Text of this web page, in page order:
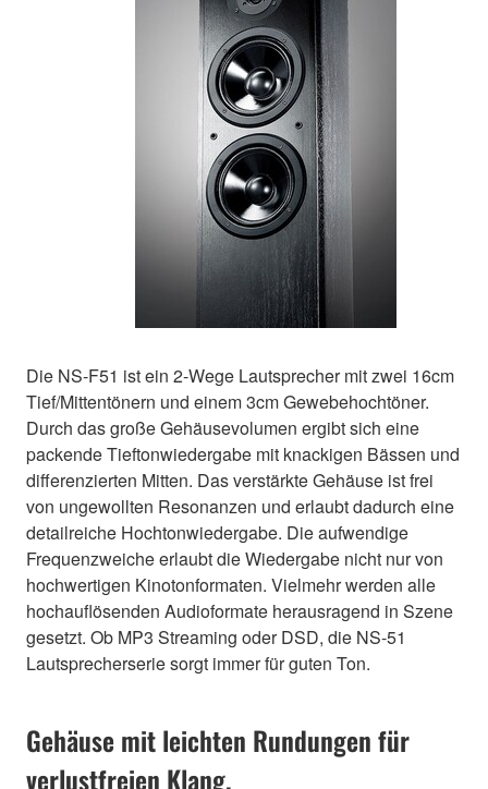
Die NS-F51 ist ein 2-Wege Lautsprecher mit zwei 16cm
Tief/Mittentönern und einem 3cm Gewebehochtöner.
Durch das große Gehäusevolumen ergibt sich eine
packende Tieftonwiedergabe mit knackigen Bässen und
differenzierten Mitten. Das verstärkte Gehäuse ist frei
von ungewollten Resonanzen und erlaubt dadurch eine
detailreiche Hochtonwiedergabe. Die aufwendige
Frequenzweiche erlaubt die Wiedergabe nicht nur von
hochwertigen Kinotonformaten. Vielmehr werden alle
hochauflösenden Audioformate herausragend in Szene
gesetzt. Ob MP3 Streaming oder DSD, die NS-51
Lautsprecherserie sorgt immer für guten Ton.
Gehäuse mit leichten Rundungen für
verlustfreien Klang.